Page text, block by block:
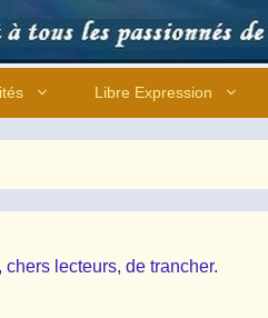
Libre Expression
lecteurs, de trancher.